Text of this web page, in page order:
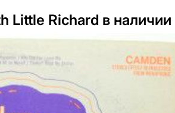
Little Richard в наличии